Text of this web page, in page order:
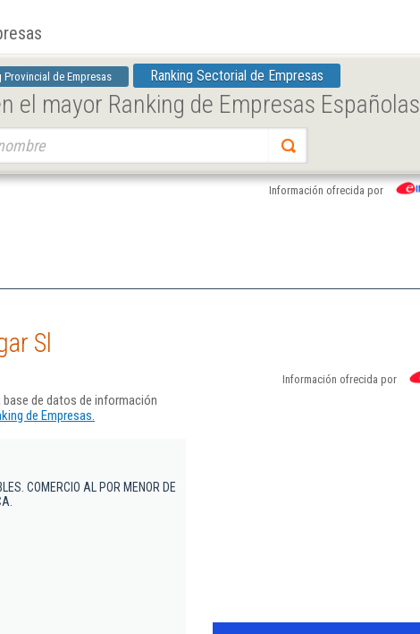
Provincial de Empresas Ranking Sectorial de Empresas
el mayor Ranking de Empresas Españolas
Información ofrecida por
Sl
Información ofrecida por
base de datos de información
de Empresas.
COMERCIO AL POR MENOR DE